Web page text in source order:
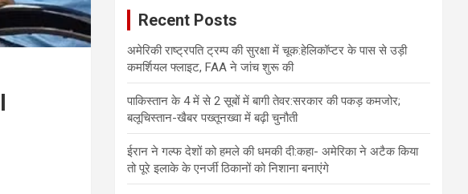
Recent Posts
अमेरिकी राष्ट्रपति ट्रम्प की सुरक्षा में चूक:हेलिकॉप्टर के पास से उड़ी
कमर्शियल फ्लाइट, FAA ने जांच शुरू की
पाकिस्तान के 4 में से 2 सूबों में बागी तेवर:सरकार की पकड़ कमजोर;
बलूचिस्तान-खैबर पख्तूनख्वा में बढ़ी चुनौती
ईरान ने गल्फ देशों को हमले की धमकी दी:कहा- अमेरिका ने अटैक किया
तो पूरे इलाके के एनर्जी ठिकानों को निशाना बनाएंगे